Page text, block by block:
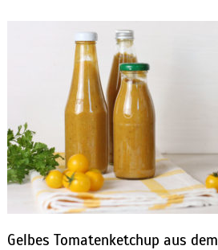
Gelbes Tomatenketchup aus dem